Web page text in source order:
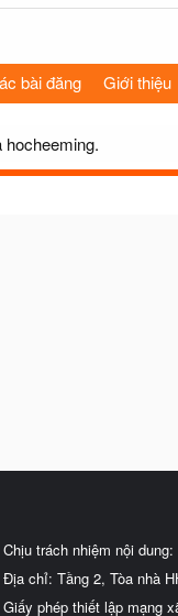
bài đăng Giới thiệu
hocheeming.
Chịu trách nhiệm nội
Địa chỉ: Tầng 2, Tòa nhà
Giấy phép thiết lập mạng